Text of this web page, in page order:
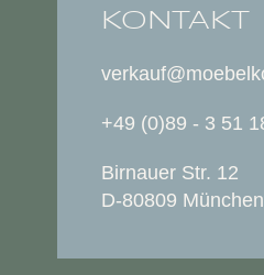
KONTAKT
+49 (0)89 - 3 51
Birnauer Str. 12
D-80809